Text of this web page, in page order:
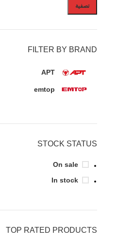
تصفية
FILTER BY BRAND
APT
emtop
STOCK STATUS
On sale
In stock
TOP RATED PRODUCTS